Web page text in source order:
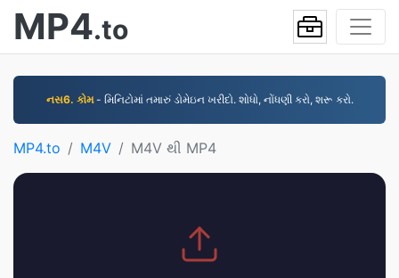
MP4.to
નસ6. કોમ- મિનિટોમાં તમારું ડોમેઇન ખરીદો. શોધો, નોંધણી કરો, શરૂ કરો.
MP4.to M4V M4V થી MP4